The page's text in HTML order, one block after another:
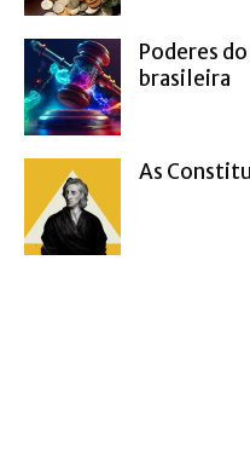
Poderes
brasileira
As